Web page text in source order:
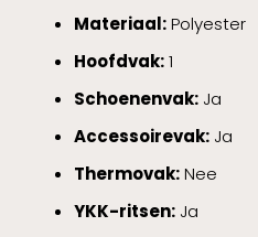
Materiaal:Polyester
Hoofdvak:1
Schoenenvak:Ja
Accessoirevak:Ja
Thermovak:Nee
YKK-ritsen:Ja